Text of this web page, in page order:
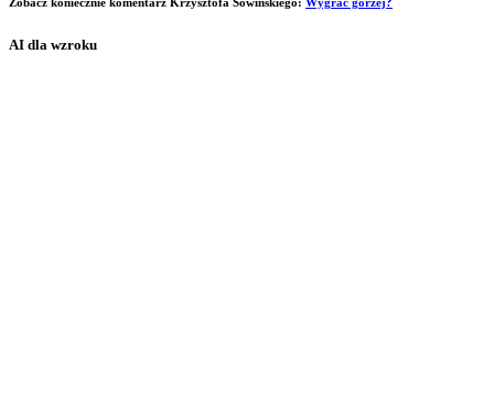
Zobacz koniecznie komentarz Krzysztofa Sowińskiego: Wygrać gorzej?
AI dla wzroku